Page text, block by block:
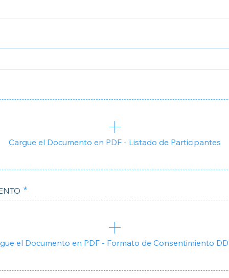
Cargue el Documento en PDF - Listado de Participantes
el Documento en PDF - Formato de Consentimiento